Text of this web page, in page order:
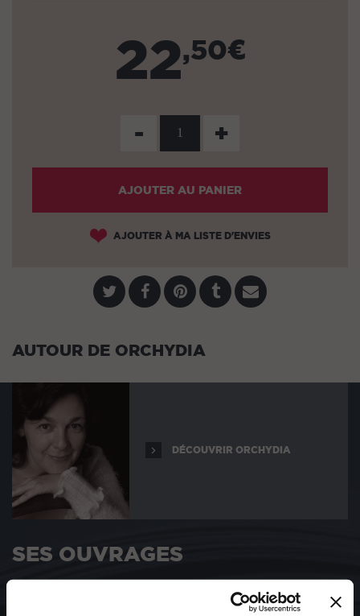
22,50€
- +
AJOUTER AU PANIER
AJOUTER À MA LISTE D'ENVIES
AUTOUR DE ORCHYDIA
DÉCOUVRIR ORCHYDIA
SES OUVRAGES